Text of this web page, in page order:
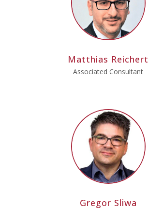
Matthias Reichert
Associated Consultant
Gregor Sliwa